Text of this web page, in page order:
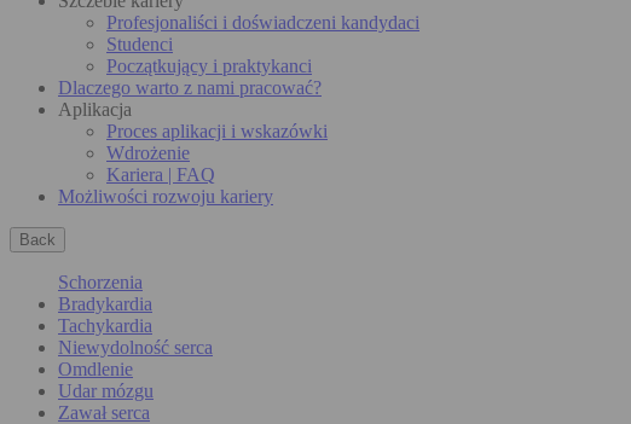
Profesjonaliści i doświadczeni kandydaci
Studenci
Początkujący i praktykanci
Dlaczego warto z nami pracować?
Aplikacja
Proces aplikacji i wskazówki
Wdrożenie
Kariera | FAQ
Możliwości rozwoju kariery
Back
Schorzenia
Bradykardia
Tachykardia
Niewydolność serca
Omdlenie
Udar mózgu
Zawał serca